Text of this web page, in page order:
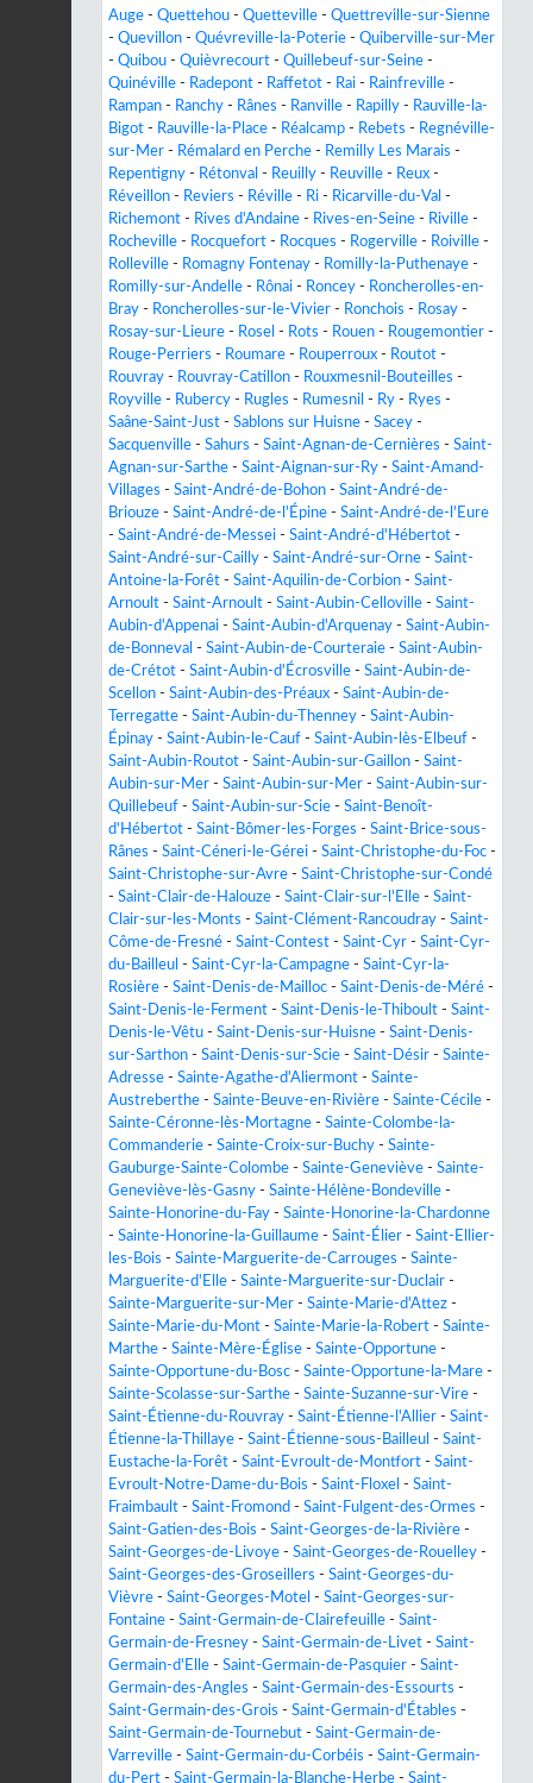
Auge - Quettehou - Quetteville - Quettreville-sur-Sienne
- Quevillon - Quévreville-la-Poterie - Quiberville-sur-Mer
- Quibou - Quièvrecourt - Quillebeuf-sur-Seine -
Quinéville - Radepont - Raffetot - Rai - Rainfreville -
Rampan - Ranchy - Rânes - Ranville - Rapilly - Rauville-la-
Bigot - Rauville-la-Place - Réalcamp - Rebets - Regnéville-
sur-Mer - Rémalard en Perche - Remilly Les Marais -
Repentigny - Rétonval - Reuilly - Reuville - Reux -
Réveillon - Reviers - Réville - Ri - Ricarville-du-Val -
Richemont - Rives d'Andaine - Rives-en-Seine - Riville -
Rocheville - Rocquefort - Rocques - Rogerville - Roiville -
Rolleville - Romagny Fontenay - Romilly-la-Puthenaye -
Romilly-sur-Andelle - Rônai - Roncey - Roncherolles-en-
Bray - Roncherolles-sur-le-Vivier - Ronchois - Rosay -
Rosay-sur-Lieure - Rosel - Rots - Rouen - Rougemontier -
Rouge-Perriers - Roumare - Rouperroux - Routot -
Rouvray - Rouvray-Catillon - Rouxmesnil-Bouteilles -
Royville - Rubercy - Rugles - Rumesnil - Ry - Ryes -
Saâne-Saint-Just - Sablons sur Huisne - Sacey -
Sacquenville - Sahurs - Saint-Agnan-de-Cernières - Saint-
Agnan-sur-Sarthe - Saint-Aignan-sur-Ry - Saint-Amand-
Villages - Saint-André-de-Bohon - Saint-André-de-
Briouze - Saint-André-de-l'Épine - Saint-André-de-l'Eure
- Saint-André-de-Messei - Saint-André-d'Hébertot -
Saint-André-sur-Cailly - Saint-André-sur-Orne - Saint-
Antoine-la-Forêt - Saint-Aquilin-de-Corbion - Saint-
Arnoult - Saint-Arnoult - Saint-Aubin-Celloville - Saint-
Aubin-d'Appenai - Saint-Aubin-d'Arquenay - Saint-Aubin-
de-Bonneval - Saint-Aubin-de-Courteraie - Saint-Aubin-
de-Crétot - Saint-Aubin-d'Écrosville - Saint-Aubin-de-
Scellon - Saint-Aubin-des-Préaux - Saint-Aubin-de-
Terregatte - Saint-Aubin-du-Thenney - Saint-Aubin-
Épinay - Saint-Aubin-le-Cauf - Saint-Aubin-lès-Elbeuf -
Saint-Aubin-Routot - Saint-Aubin-sur-Gaillon - Saint-
Aubin-sur-Mer - Saint-Aubin-sur-Mer - Saint-Aubin-sur-
Quillebeuf - Saint-Aubin-sur-Scie - Saint-Benoît-
d'Hébertot - Saint-Bômer-les-Forges - Saint-Brice-sous-
Rânes - Saint-Céneri-le-Gérei - Saint-Christophe-du-Foc -
Saint-Christophe-sur-Avre - Saint-Christophe-sur-Condé
- Saint-Clair-de-Halouze - Saint-Clair-sur-l'Elle - Saint-
Clair-sur-les-Monts - Saint-Clément-Rancoudray - Saint-
Côme-de-Fresné - Saint-Contest - Saint-Cyr - Saint-Cyr-
du-Bailleul - Saint-Cyr-la-Campagne - Saint-Cyr-la-
Rosière - Saint-Denis-de-Mailloc - Saint-Denis-de-Méré -
Saint-Denis-le-Ferment - Saint-Denis-le-Thiboult - Saint-
Denis-le-Vêtu - Saint-Denis-sur-Huisne - Saint-Denis-
sur-Sarthon - Saint-Denis-sur-Scie - Saint-Désir - Sainte-
Adresse - Sainte-Agathe-d'Aliermont - Sainte-
Austreberthe - Sainte-Beuve-en-Rivière - Sainte-Cécile -
Sainte-Céronne-lès-Mortagne - Sainte-Colombe-la-
Commanderie - Sainte-Croix-sur-Buchy - Sainte-
Gauburge-Sainte-Colombe - Sainte-Geneviève - Sainte-
Geneviève-lès-Gasny - Sainte-Hélène-Bondeville -
Sainte-Honorine-du-Fay - Sainte-Honorine-la-Chardonne
- Sainte-Honorine-la-Guillaume - Saint-Élier - Saint-Ellier-
les-Bois - Sainte-Marguerite-de-Carrouges - Sainte-
Marguerite-d'Elle - Sainte-Marguerite-sur-Duclair -
Sainte-Marguerite-sur-Mer - Sainte-Marie-d'Attez -
Sainte-Marie-du-Mont - Sainte-Marie-la-Robert - Sainte-
Marthe - Sainte-Mère-Église - Sainte-Opportune -
Sainte-Opportune-du-Bosc - Sainte-Opportune-la-Mare -
Sainte-Scolasse-sur-Sarthe - Sainte-Suzanne-sur-Vire -
Saint-Étienne-du-Rouvray - Saint-Étienne-l'Allier - Saint-
Étienne-la-Thillaye - Saint-Étienne-sous-Bailleul - Saint-
Eustache-la-Forêt - Saint-Evroult-de-Montfort - Saint-
Evroult-Notre-Dame-du-Bois - Saint-Floxel - Saint-
Fraimbault - Saint-Fromond - Saint-Fulgent-des-Ormes -
Saint-Gatien-des-Bois - Saint-Georges-de-la-Rivière -
Saint-Georges-de-Livoye - Saint-Georges-de-Rouelley -
Saint-Georges-des-Groseillers - Saint-Georges-du-
Vièvre - Saint-Georges-Motel - Saint-Georges-sur-
Fontaine - Saint-Germain-de-Clairefeuille - Saint-
Germain-de-Fresney - Saint-Germain-de-Livet - Saint-
Germain-d'Elle - Saint-Germain-de-Pasquier - Saint-
Germain-des-Angles - Saint-Germain-des-Essourts -
Saint-Germain-des-Grois - Saint-Germain-d'Étables -
Saint-Germain-de-Tournebut - Saint-Germain-de-
Varreville - Saint-Germain-du-Corbéis - Saint-Germain-
du-Pert - Saint-Germain-la-Blanche-Herbe - Saint-